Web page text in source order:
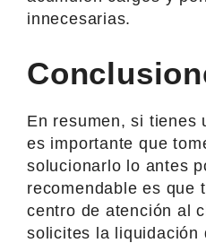
innecesarias.
En resumen, si tienes
es importante que
solucionarlo lo antes
recomendable es que
centro de atención al
solicites la liquidación